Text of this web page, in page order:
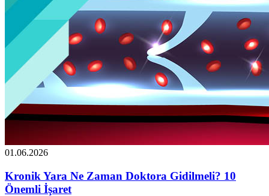
01.06.2026
Kronik Yara Ne Zaman Doktora Gidilmeli? 10
Önemli İşaret